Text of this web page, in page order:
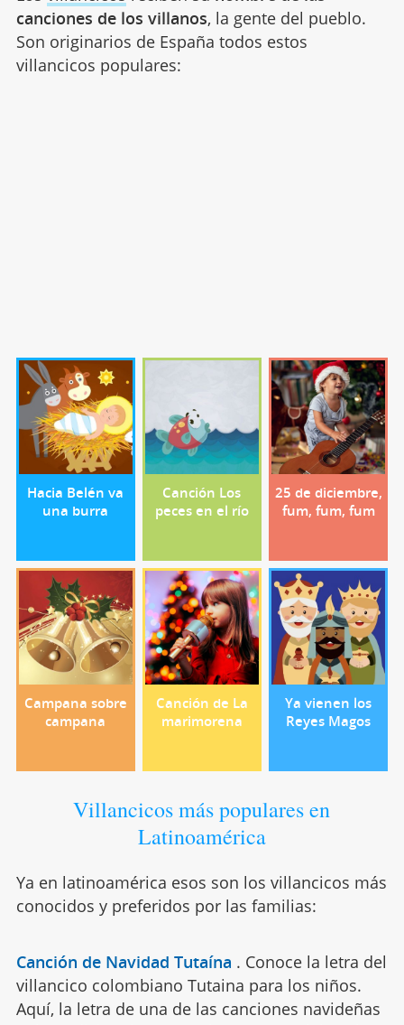
canciones de los villanos, la gente del pueblo.
Son originarios de España todos estos
villancicos populares:
Hacia Belén va
una burra
Canción Los
peces en el río
25 de diciembre,
fum, fum, fum
Campana sobre
campana
Canción de La
marimorena
Ya vienen los
Reyes Magos
Villancicos más populares en
Latinoamérica
Ya en latinoamérica esos son los villancicos más
conocidos y preferidos por las familias:
Canción de Navidad Tutaína . Conoce la letra del
villancico colombiano Tutaina para los niños.
Aquí, la letra de una de las canciones navideñas